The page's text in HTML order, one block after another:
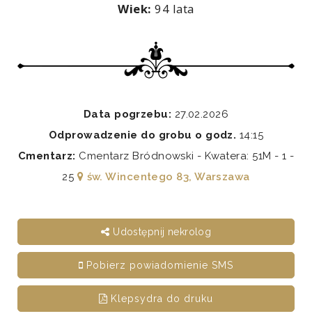
Wiek: 94 lata
Data pogrzebu: 27.02.2026
Odprowadzenie do grobu o godz. 14:15
Cmentarz: Cmentarz Bródnowski - Kwatera: 51M - 1 -
25
św. Wincentego 83, Warszawa
Udostępnij nekrolog
Pobierz powiadomienie SMS
Klepsydra do druku